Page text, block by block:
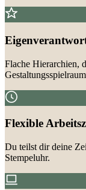
Flache Hierarchien,
Flexible
Du teilst dir deine
Stempeluhr.